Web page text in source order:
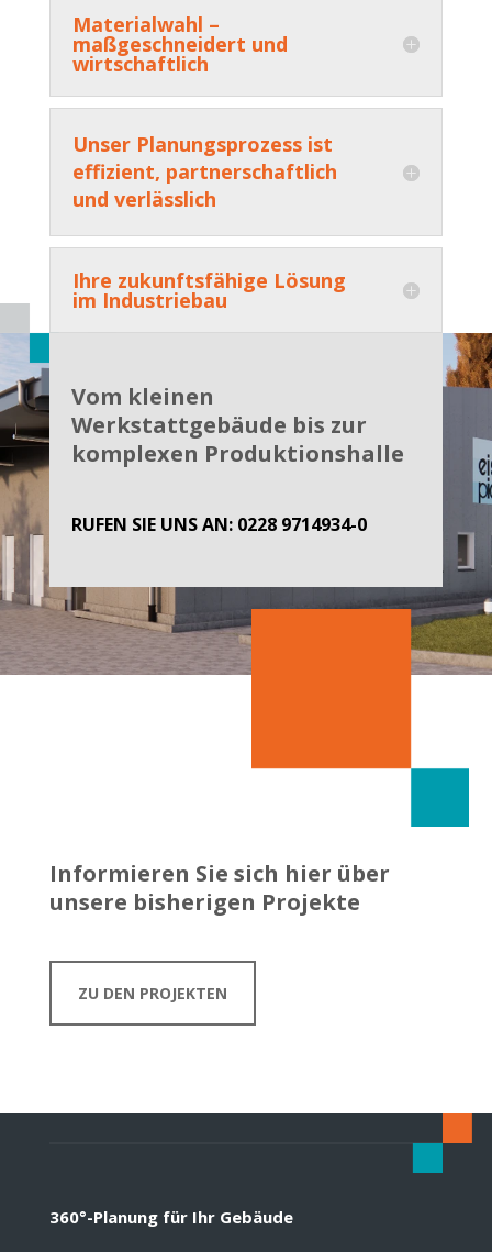
Materialwahl –
maßgeschneidert und
wirtschaftlich
Unser Planungsprozess ist
effizient, partnerschaftlich
und verlässlich
Ihre zukunftsfähige Lösung
im Industriebau
Vom kleinen
Werkstattgebäude bis zur
komplexen Produktionshalle
RUFEN SIE UNS AN: 0228 9714934-0
Informieren Sie sich hier über
unsere bisherigen Projekte
ZU DEN PROJEKTEN
360°-Planung für Ihr Gebäude